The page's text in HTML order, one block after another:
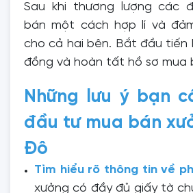
Sau khi thương lượng các
bán một cách hợp lí và
cho cả hai bên. Bắt đầu tiến
đồng và hoàn tất hồ sơ mua
Những lưu ý bạn
đầu tư mua bán
Đô
Tìm hiểu rõ thông tin về
xưởng có đầy đủ giấy tờ